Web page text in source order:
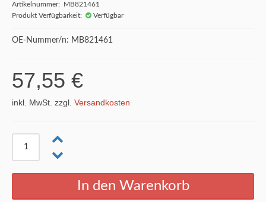
Artikelnummer: MB821461
Produkt Verfügbarkeit:
Verfügbar
OE-Nummer/n: MB821461
57,55 €
inkl. MwSt. zzgl. Versandkosten